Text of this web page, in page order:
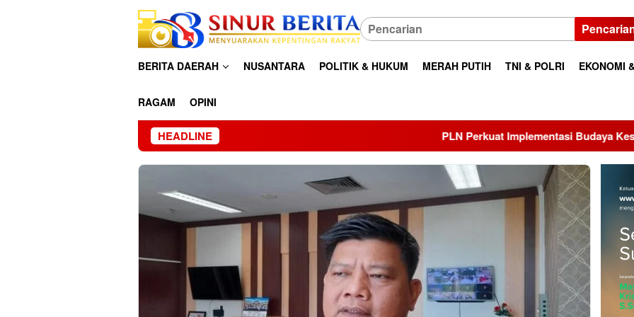
BERITA DAERAH NUSANTARA POLITIK & HUKUM MERAH PUTIH TNI & POLRI EKONOMI
RAGAM OPINI
HEADLINE PLN Perkuat Implementasi Budaya Keselamatan Kerja